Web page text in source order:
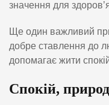
значення для
Ще один важливий
добре ставлення до
допомагає жити
Спокій,